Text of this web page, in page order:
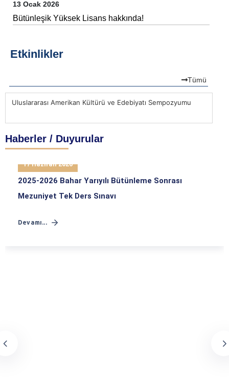
13 Ocak 2026
Bütünleşik Yüksek Lisans hakkında!
Etkinlikler
Tümü
Uluslararası Amerikan Kültürü ve Edebiyatı Sempozyumu
Haberler / Duyurular
17 Haziran 2026
2025-2026 Bahar Yarıyılı Bütünleme Sonrası
Mezuniyet Tek Ders Sınavı
Devamı...